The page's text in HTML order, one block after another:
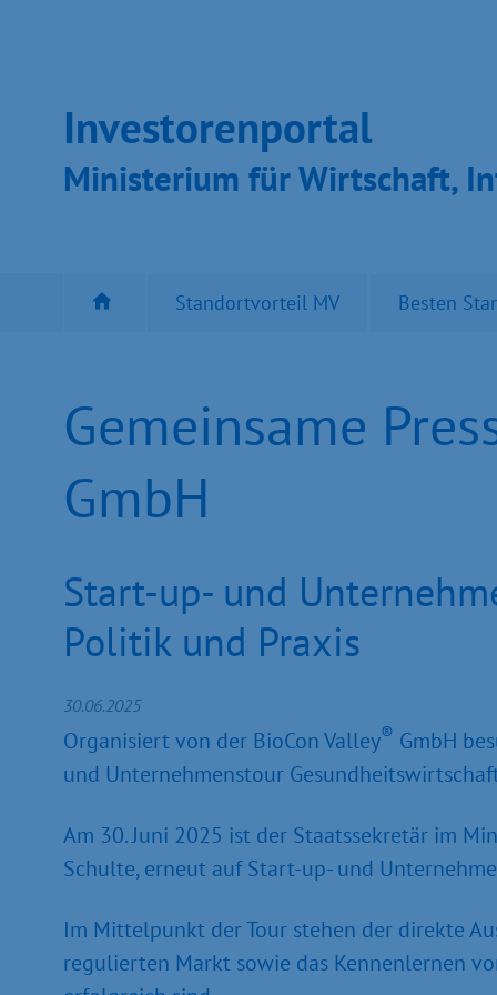
Inves­toren­por­tal
Ministeri­um für Wirt­schaft,
Standortvorteil MV Besten
Gemeinsame
GmbH
Start-up- und
Politik und Praxis
30.06.2025
Organisiert von der BioCon Valley® GmbH
und Unternehmenstour
Am 30. Juni 2025 ist der Staatssekretär im
Schulte, erneut auf Start-up- und
Im Mittelpunkt der Tour stehen der direkte
regulierten Markt sowie das Kennen­lernen